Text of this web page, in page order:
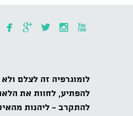
    
לומוגרפיה זה לצלם
להפתיע, לחוות את
להתקרב - ליהנות